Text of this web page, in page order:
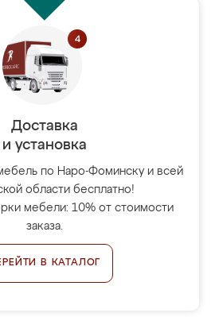
Доставка
и установка
по Наро-Фоминску и всей
области бесплатно!
мебели: 10% от стоимости
заказа.
В КАТАЛОГ